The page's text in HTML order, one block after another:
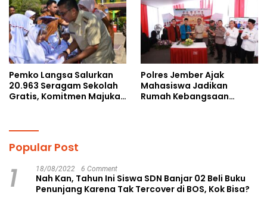
Pemko Langsa Salurkan
20.963 Seragam Sekolah
Gratis, Komitmen Majukan
Polres Jember Ajak
Mahasiswa Jadikan
Rumah Kebangsaan
Popular Post
1 18/08/2022 6 Comment
Nah Kan, Tahun Ini Siswa SDN Banjar 02 Beli Buku
Penunjang Karena Tak Tercover di BOS, Kok Bisa?